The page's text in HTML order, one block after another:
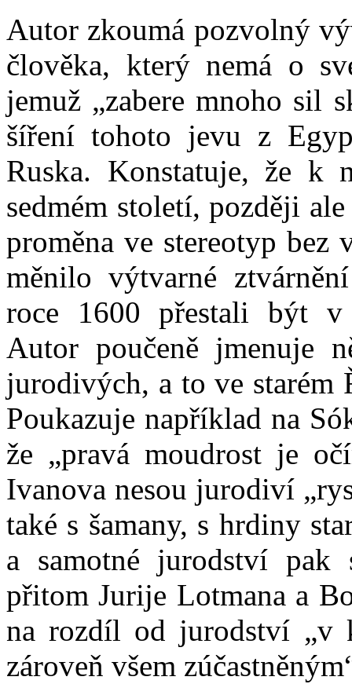
Autor zkoumá pozvolný
člověka, který nemá o
jemuž „zabere mnoho sil
šíření tohoto jevu z
Ruska. Konstatuje, že k
sedmém století, později
proměna ve stereotyp
měnilo výtvarné
roce 1600 přestali být v
Autor poučeně jmenuje
jurodivých, a to ve starém
Poukazuje například na
že „pravá moudrost je
Ivanova nesou jurodiví
také s šamany, s hrdiny
a samotné jurodství pak
přitom Jurije Lotmana a
na rozdíl od jurodství „v
zároveň všem